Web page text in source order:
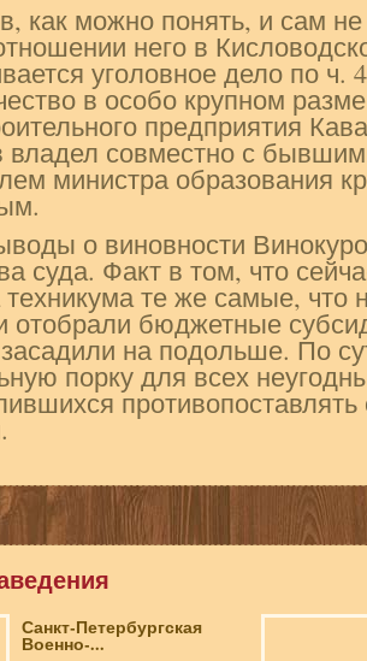
как можно понять, и сам
него в
уголовное дело по ч.
в особо крупном
предприятия
владел совместно с
министра образования
о виновности
суда. Факт в том, что
те же самые, что
отобрали бюджетные
на подольше. По
порку для всех
Санкт-Петербургская
Военно-...